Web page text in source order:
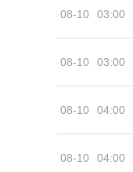
08-10 03:00
08-10 03:00
08-10 04:00
08-10 04:00